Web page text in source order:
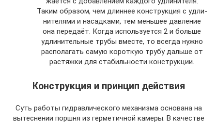
Таким обра­зом, чем длин­нее кон­струк­ция с удли­
ни­те­ля­ми и насад­ка­ми, тем мень­шее дав­ле­ние
она пере­да­ёт. Когда исполь­зу­ет­ся 2 и боль­ше
удли­ни­тель­ные тру­бы вме­сте, то все­гда нуж­но
рас­по­ла­гать самую корот­кую тру­бу даль­ше от
рас­тяж­ки для ста­биль­но­сти конструкции.
Конструкция и принцип действия
Суть работы гидравлического механизма основана на
вытеснении поршня из герметичной камеры. В качестве